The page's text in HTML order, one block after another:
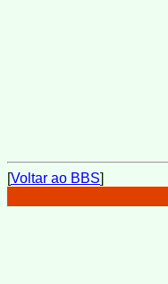
[Voltar ao BBS]